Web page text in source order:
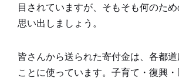
目されていますが、そもそも何のた
思い出しましょう。
皆さんから送られた寄付金は、各都
ことに使っています。子育て・復興